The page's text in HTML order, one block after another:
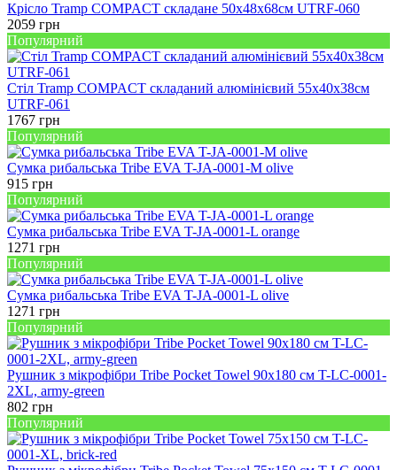
Крісло Tramp COMPACT складане 50х48х68см UTRF-060
2059 грн
Популярний
Стіл Tramp COMPACT складаний алюмінієвий 55х40х38см
UTRF-061
1767 грн
Популярний
Сумка рибальська Tribe EVA T-JA-0001-M olive
915 грн
Популярний
Сумка рибальська Tribe EVA T-JA-0001-L orange
1271 грн
Популярний
Сумка рибальська Tribe EVA T-JA-0001-L olive
1271 грн
Популярний
Рушник з мікрофібри Tribe Pocket Towel 90х180 см T-LC-0001-
2XL, army-green
802 грн
Популярний